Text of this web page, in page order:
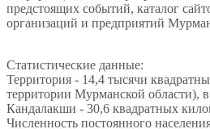
предстоящих событий, каталог
организаций и предприятий
Статистические данные:
Территория - 14,4 тысячи
территории Мурманской области),
Кандалакши - 30,6 квадратных
Численность постоянного